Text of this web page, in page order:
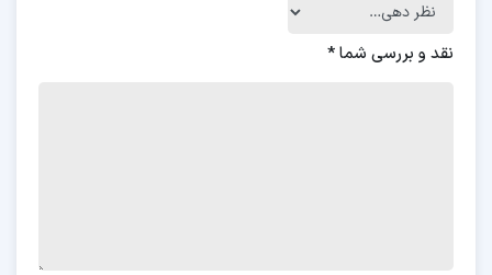
نقد و بررسی شما*